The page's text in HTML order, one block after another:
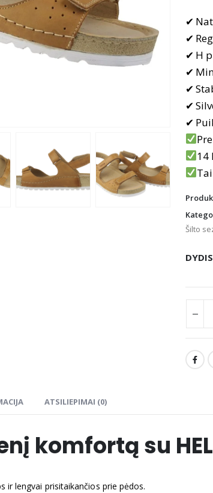
✔
✔
✔ H
✔
✔
✔
✔
14
Šilto
DYDIS
ATSILIEPIMAI (0)
komfortą su
ir lengvai prisitaikančios prie pėdos.